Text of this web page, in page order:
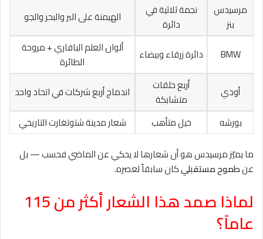
مرسيدس
بنز
نجمة ثلاثية في
دائرة
الهيمنة على البر والبحر والجو
BMW دائرة زرقاء وبيضاء
ألوان العلم البافاري + مروحة
الطائرة
أودي
أربع حلقات
متشابكة
اندماج أربع شركات في اتحاد واحد
بورشه
خيل متأهب
شعار مدينة شتوتغارت التاريخي
ما يميّز مرسيدس هو أن شعارها لا يحكي عن الماضي فحسب — بل
عنطموح مستقبليكان سابقاً لعصره.
لماذا صمد هذا الشعار أكثر من 115
عاماً؟